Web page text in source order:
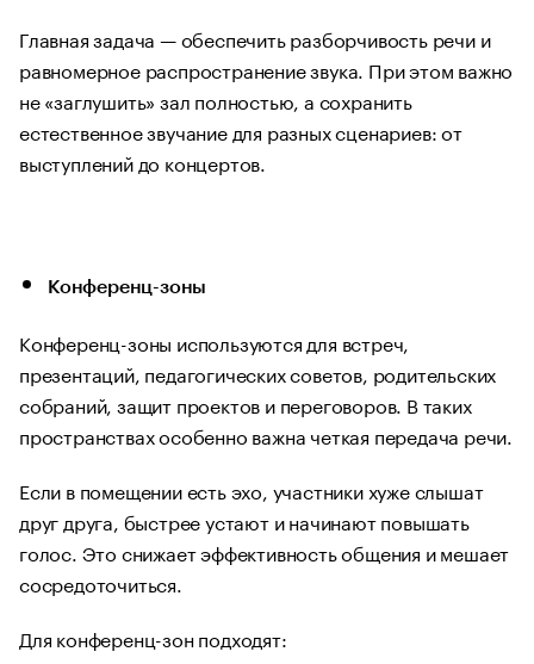
Главная задача — обеспечить разборчивость речи и
равномерное распространение звука. При этом важно
не «заглушить» зал полностью, а сохранить
естественное звучание для разных сценариев: от
выступлений до концертов.
Конференц-зоны
Конференц-зоны используются для встреч,
презентаций, педагогических советов, родительских
собраний, защит проектов и переговоров. В таких
пространствах особенно важна четкая передача речи.
Если в помещении есть эхо, участники хуже слышат
друг друга, быстрее устают и начинают повышать
голос. Это снижает эффективность общения и мешает
сосредоточиться.
Для конференц-зон подходят: